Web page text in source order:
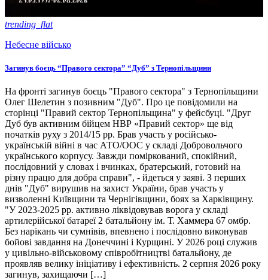
trending_flat
Небесне військо
Загинув боєць “Правого сектора” “Дуб” з Тернопільщини
На фронті загинув боєць "Правого сектора" з Тернопільщини
Олег Шелетин з позивним "Дуб". Про це повідомили на
сторінці "Правий сектор Тернопільщина" у фейсбуці. "Друг
Дуб був активним бійцем НВР «Правий сектор» ще від
початків руху з 2014/15 рр. Брав участь у російсько-
українській війні в час АТО/ООС у складі Добровольчого
українського корпусу. Завжди поміркований, спокійний,
послідовний у словах і вчинках, братерський, готовий на
різну працю для добра справи", - йдеться у заяві. З перших
днів "Дуб" вирушив на захист України, брав участь у
визволенні Київщини та Чернігівщини, боях за Харківщину.
"У 2023-2025 рр. активно ліквідовував ворога у складі
артилерійської батареї 2 батальйону ім. Т. Хаммера 67 омбр.
Без нарікань чи сумнівів, впевнено і послідовно виконував
бойові завдання на Донеччині і Курщині. У 2026 році служив
у цивільно-військовому співробітництві батальйону, де
проявляв велику ініціативу і ефективність. 2 серпня 2026 року
загинув, захищаючи […]